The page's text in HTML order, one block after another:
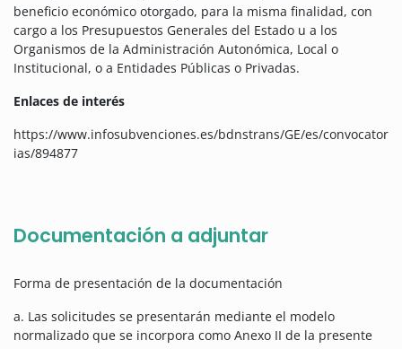
beneficio económico otorgado, para la misma finalidad, con
cargo a los Presupuestos Generales del Estado u a los
Organismos de la Administración Autonómica, Local o
Institucional, o a Entidades Públicas o Privadas.
Enlaces de interés
https://www.infosubvenciones.es/bdnstrans/GE/es/convocator
ias/894877
Documentación a adjuntar
Forma de presentación de la documentación
a. Las solicitudes se presentarán mediante el modelo
normalizado que se incorpora como Anexo II de la presente